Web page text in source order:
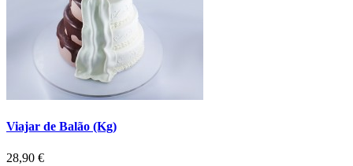
Viajar de Balão (Kg)
Preço
28,90 €